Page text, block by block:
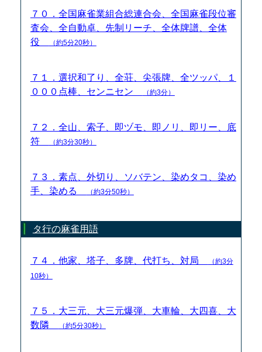
７０．全国麻雀業組合総連合会、全国麻雀段位審
査会、全自動卓、先制リーチ、全体牌譜、全体
役
（約5分20秒）
７１．選択和了り、全荘、尖張牌、全ツッパ、１
０００点棒、センニセン
（約3分）
７２．全山、索子、即ヅモ、即ノリ、即リー、底
符
（約3分30秒）
７３．素点、外切り、ソバテン、染めタコ、染め
手、染める
（約3分50秒）
タ行の麻雀用語
７４．他家、塔子、多牌、代打ち、対局
（約3分
10秒）
７５．大三元、大三元爆弾、大車輪、大四喜、大
数隣
（約5分30秒）